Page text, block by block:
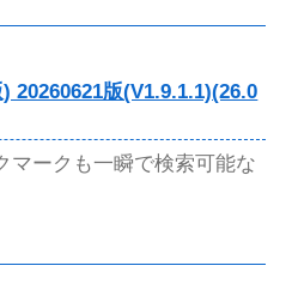
20260621版(V1.9.1.1)(26.0
マークも一瞬で検索可能な